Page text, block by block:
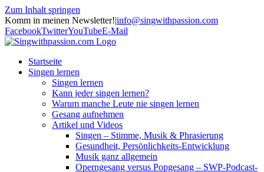
Zum Inhalt springen
Komm in meinen Newsletter!|info@singwithpassion.com
FacebookTwitterYouTubeE-Mail
Startseite
Singen lernen
Singen lernen
Kann jeder singen lernen?
Warum manche Leute nie singen lernen
Gesang aufnehmen
Artikel und Videos
Singen – Stimme, Musik & Phrasierung
Gesundheit, Persönlichkeits-Entwicklung
Musik ganz allgemein
Operngesang versus Popgesang – SWP-Podcast-